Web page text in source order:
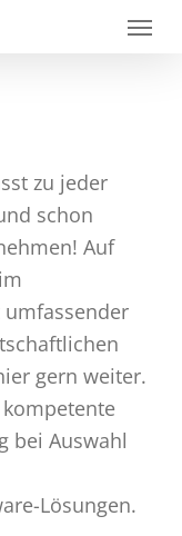
Menu
zu jeder
schon
Auf
gern weiter.
bei Auswahl
Lösungen.